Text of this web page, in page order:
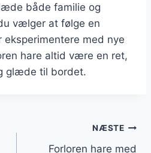
både familie og
vælger at følge en
eksperimentere med nye
hare altid være en ret,
glæde til bordet.
NÆSTE
Forloren hare med